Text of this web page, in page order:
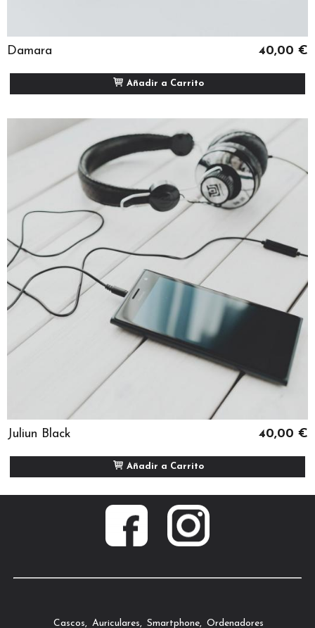
Damara 40,00 €
Añadir a Carrito
Juliun Black 40,00 €
Añadir a Carrito
Cascos Auriculares Smartphone Ordenadores